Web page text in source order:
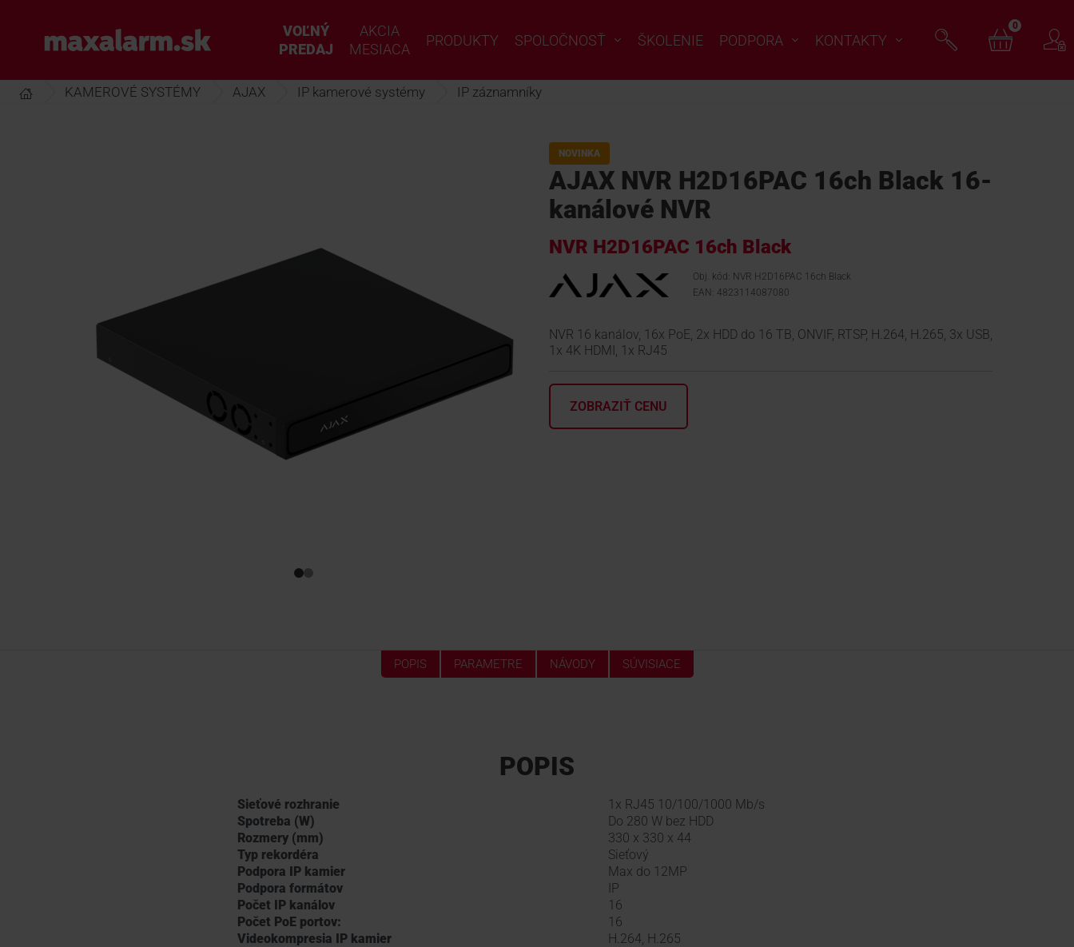
hlavnému
www.maxalarm.sk
VOĽNÝ
PREDAJ
AKCIA
MESIACA
PRODUKTY SPOLOČNOSŤ ŠKOLENIE PODPORA KONTAKTY
0
KAMEROVÉ SYSTÉMY AJAX IP kamerové systémy IP záznamníky
NOVINKA
AJAX NVR H2D16PAC 16ch Black 16-
kanálové NVR
NVR H2D16PAC 16ch Black
Obj. kód: NVR H2D16PAC 16ch Black
EAN: 4823114087080
NVR 16 kanálov, 16x PoE, 2x HDD do 16 TB, ONVIF, RTSP, H.264, H.265, 3x USB,
1x 4K HDMI, 1x RJ45
ZOBRAZIŤ CENU
POPIS PARAMETRE NÁVODY SÚVISIACE
POPIS
Sieťové rozhranie
1x RJ45 10/100/1000 Mb/s
Spotreba (W)
Do 280 W bez HDD
Rozmery (mm)
330 x 330 x 44
Typ rekordéra
Sieťový
Podpora IP kamier
Max do 12MP
Podpora formátov
IP
Počet IP kanálov
16
Počet PoE portov:
16
Videokompresia IP kamier
H.264, H.265